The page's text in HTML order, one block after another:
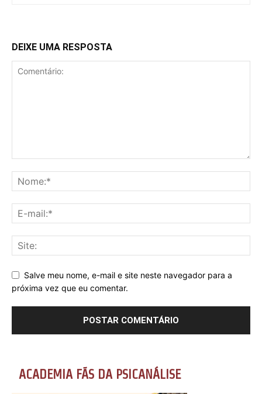
DEIXE UMA RESPOSTA
Salve meu nome, e-mail e site neste navegador para a
próxima vez que eu comentar.
ACADEMIA FÃS DA PSICANÁLISE